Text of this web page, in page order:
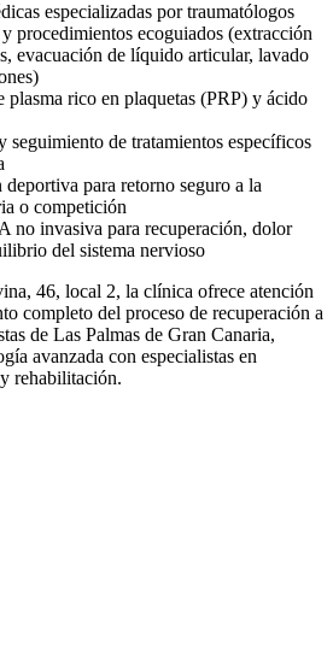
especializadas por traumatólogos
procedimientos ecoguiados (extracción
evacuación de líquido articular, lavado
plasma rico en plaquetas (PRP) y ácido
seguimiento de tratamientos específicos
deportiva para retorno seguro a la
o competición
no invasiva para recuperación, dolor
del sistema nervioso
46, local 2, la clínica ofrece atención
completo del proceso de recuperación a
de Las Palmas de Gran Canaria,
avanzada con especialistas en
rehabilitación.